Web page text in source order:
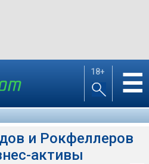
18+ ☰
и Рокфеллеров
активы